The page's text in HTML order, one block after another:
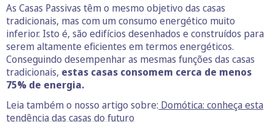
As Casas Passivas têm o mesmo objetivo das casas
tradicionais, mas com um consumo energético muito
inferior. Isto é, são edifícios desenhados e construídos para
serem altamente eficientes em termos energéticos.
Conseguindo desempenhar as mesmas funções das casas
tradicionais, estas casas consomem cerca de menos
75% de energia.
Leia também o nosso artigo sobre: Domótica: conheça esta
tendência das casas do futuro